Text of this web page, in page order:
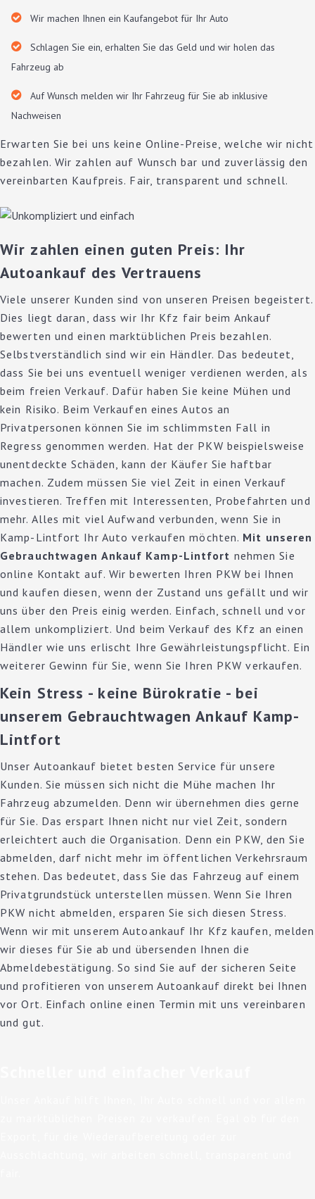
Wir machen Ihnen ein Kaufangebot für Ihr Auto
Schlagen Sie ein, erhalten Sie das Geld und wir holen das
Fahrzeug ab
Auf Wunsch melden wir Ihr Fahrzeug für Sie ab inklusive
Nachweisen
Erwarten Sie bei uns keine Online-Preise, welche wir nicht
bezahlen. Wir zahlen auf Wunsch bar und zuverlässig den
vereinbarten Kaufpreis. Fair, transparent und schnell.
Wir zahlen einen guten Preis: Ihr
Autoankauf des Vertrauens
Viele unserer Kunden sind von unseren Preisen begeistert.
Dies liegt daran, dass wir Ihr Kfz fair beim Ankauf
bewerten und einen marktüblichen Preis bezahlen.
Selbstverständlich sind wir ein Händler. Das bedeutet,
dass Sie bei uns eventuell weniger verdienen werden, als
beim freien Verkauf. Dafür haben Sie keine Mühen und
kein Risiko. Beim Verkaufen eines Autos an
Privatpersonen können Sie im schlimmsten Fall in
Regress genommen werden. Hat der PKW beispielsweise
unentdeckte Schäden, kann der Käufer Sie haftbar
machen. Zudem müssen Sie viel Zeit in einen Verkauf
investieren. Treffen mit Interessenten, Probefahrten und
mehr. Alles mit viel Aufwand verbunden, wenn Sie in
Kamp-Lintfort Ihr Auto verkaufen möchten. Mit unseren
Gebrauchtwagen Ankauf Kamp-Lintfort nehmen Sie
online Kontakt auf. Wir bewerten Ihren PKW bei Ihnen
und kaufen diesen, wenn der Zustand uns gefällt und wir
uns über den Preis einig werden. Einfach, schnell und vor
allem unkompliziert. Und beim Verkauf des Kfz an einen
Händler wie uns erlischt Ihre Gewährleistungspflicht. Ein
weiterer Gewinn für Sie, wenn Sie Ihren PKW verkaufen.
Kein Stress - keine Bürokratie - bei
unserem Gebrauchtwagen Ankauf Kamp-
Lintfort
Unser Autoankauf bietet besten Service für unsere
Kunden. Sie müssen sich nicht die Mühe machen Ihr
Fahrzeug abzumelden. Denn wir übernehmen dies gerne
für Sie. Das erspart Ihnen nicht nur viel Zeit, sondern
erleichtert auch die Organisation. Denn ein PKW, den Sie
abmelden, darf nicht mehr im öffentlichen Verkehrsraum
stehen. Das bedeutet, dass Sie das Fahrzeug auf einem
Privatgrundstück unterstellen müssen. Wenn Sie Ihren
PKW nicht abmelden, ersparen Sie sich diesen Stress.
Wenn wir mit unserem Autoankauf Ihr Kfz kaufen, melden
wir dieses für Sie ab und übersenden Ihnen die
Abmeldebestätigung. So sind Sie auf der sicheren Seite
und profitieren von unserem Autoankauf direkt bei Ihnen
vor Ort. Einfach online einen Termin mit uns vereinbaren
und gut.